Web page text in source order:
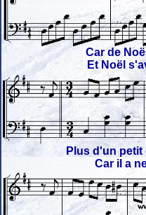
Car de
Et Noël
Plus d'un
Car il a